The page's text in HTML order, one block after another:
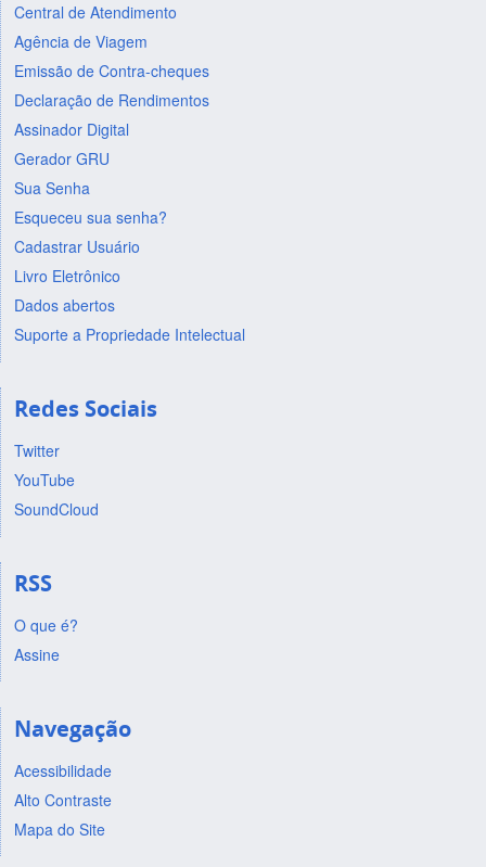
Central de Atendimento
Agência de Viagem
Emissão de Contra-cheques
Declaração de Rendimentos
Assinador Digital
Gerador GRU
Sua Senha
Esqueceu sua senha?
Cadastrar Usuário
Livro Eletrônico
Dados abertos
Suporte a Propriedade Intelectual
Redes Sociais
Twitter
YouTube
SoundCloud
RSS
O que é?
Assine
Navegação
Acessibilidade
Alto Contraste
Mapa do Site